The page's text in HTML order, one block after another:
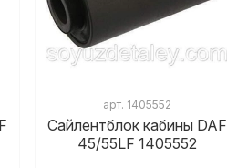
арт. 1405552
Сайлентблок кабины DAF
45/55LF 1405552